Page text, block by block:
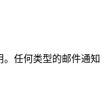
任何类型的邮件通知